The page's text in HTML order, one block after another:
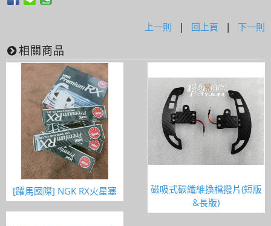
上一則 | 回上頁 | 下一則
相關商品
​[躍馬國際] NGK RX火星塞
磁吸式碳纖維換檔撥片(短版
&長版)